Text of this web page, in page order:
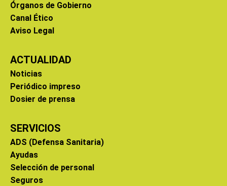
Órganos de Gobierno
Canal Ético
Aviso Legal
ACTUALIDAD
Noticias
Periódico impreso
Dosier de prensa
SERVICIOS
ADS (Defensa Sanitaria)
Ayudas
Selección de personal
Seguros